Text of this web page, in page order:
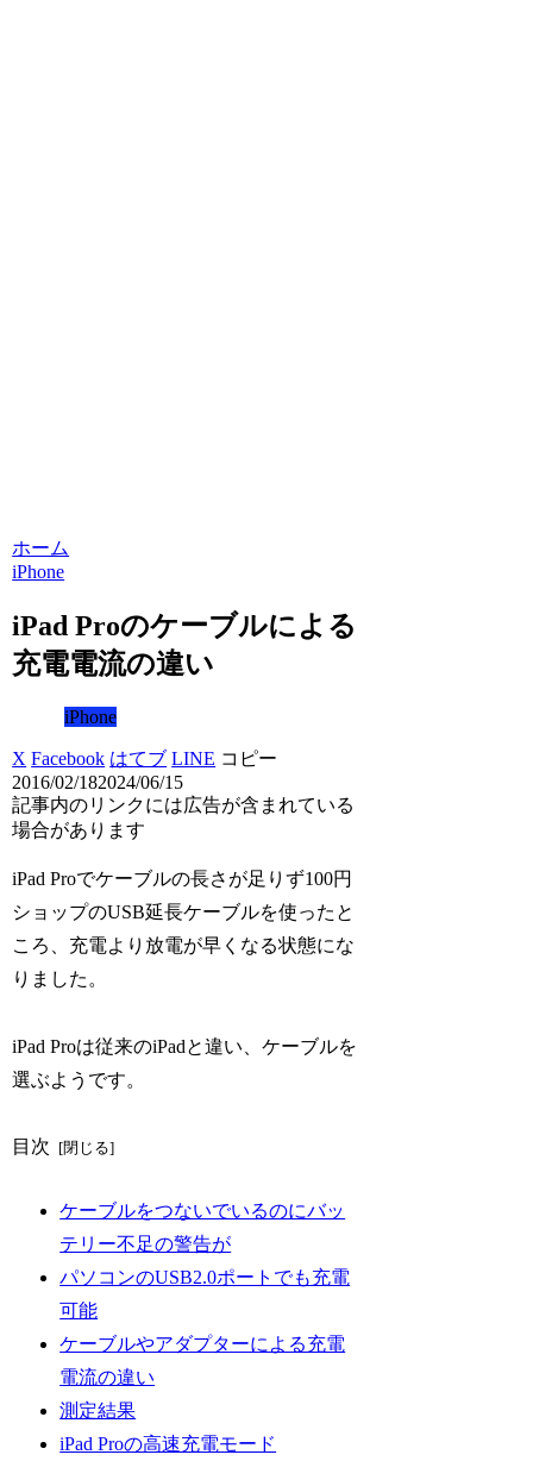
ホーム
iPhone
iPad Proのケーブルによる
充電電流の違い
iPhone
X Facebook はてブ LINE コピー
2016/02/182024/06/15
記事内のリンクには広告が含まれている
場合があります
iPad Proでケーブルの長さが足りず100円
ショップのUSB延長ケーブルを使ったと
ころ、充電より放電が早くなる状態にな
りました。
iPad Proは従来のiPadと違い、ケーブルを
選ぶようです。
目次
ケーブルをつないでいるのにバッ
テリー不足の警告が
パソコンのUSB2.0ポートでも充電
可能
ケーブルやアダプターによる充電
電流の違い
測定結果
iPad Proの高速充電モード